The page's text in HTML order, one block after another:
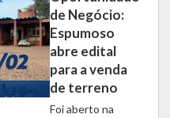
de Negócio:
Espumoso
abre edital
para a venda
de terreno
Foi aberto na